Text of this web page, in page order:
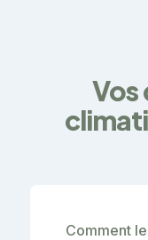
Vos
Comment